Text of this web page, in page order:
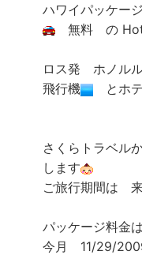
ハワイパッケー
無料 の Hot
ロス発 ホノル
飛行機
とホ
さくらトラベル
します
ご旅行期間は
パッケージ料金
今月 11/29/